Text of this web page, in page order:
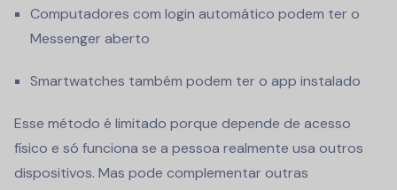
Computadores com login automático podem ter o
Messenger aberto
Smartwatches também podem ter o app instalado
Esse método é limitado porque depende de acesso
físico e só funciona se a pessoa realmente usa outros
dispositivos. Mas pode complementar outras